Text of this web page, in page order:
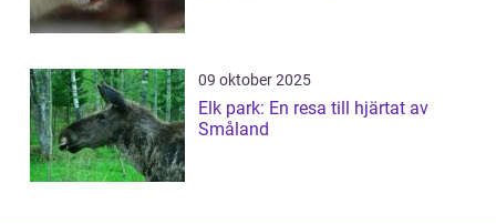
09 oktober 2025
Elk park: En resa till hjärtat av
Småland